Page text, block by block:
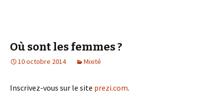
Où sont les femmes ?
10 octobre 2014 Mixité
Inscrivez-vous sur le site prezi.com.